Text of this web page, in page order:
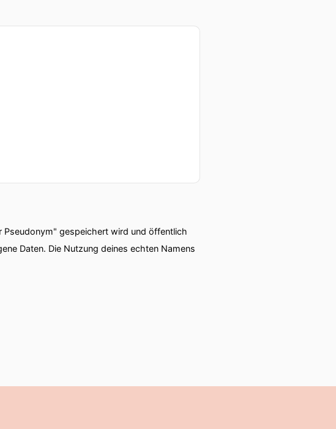
gespeichert wird und öffentlich
Daten. Die Nutzung deines echten Namens